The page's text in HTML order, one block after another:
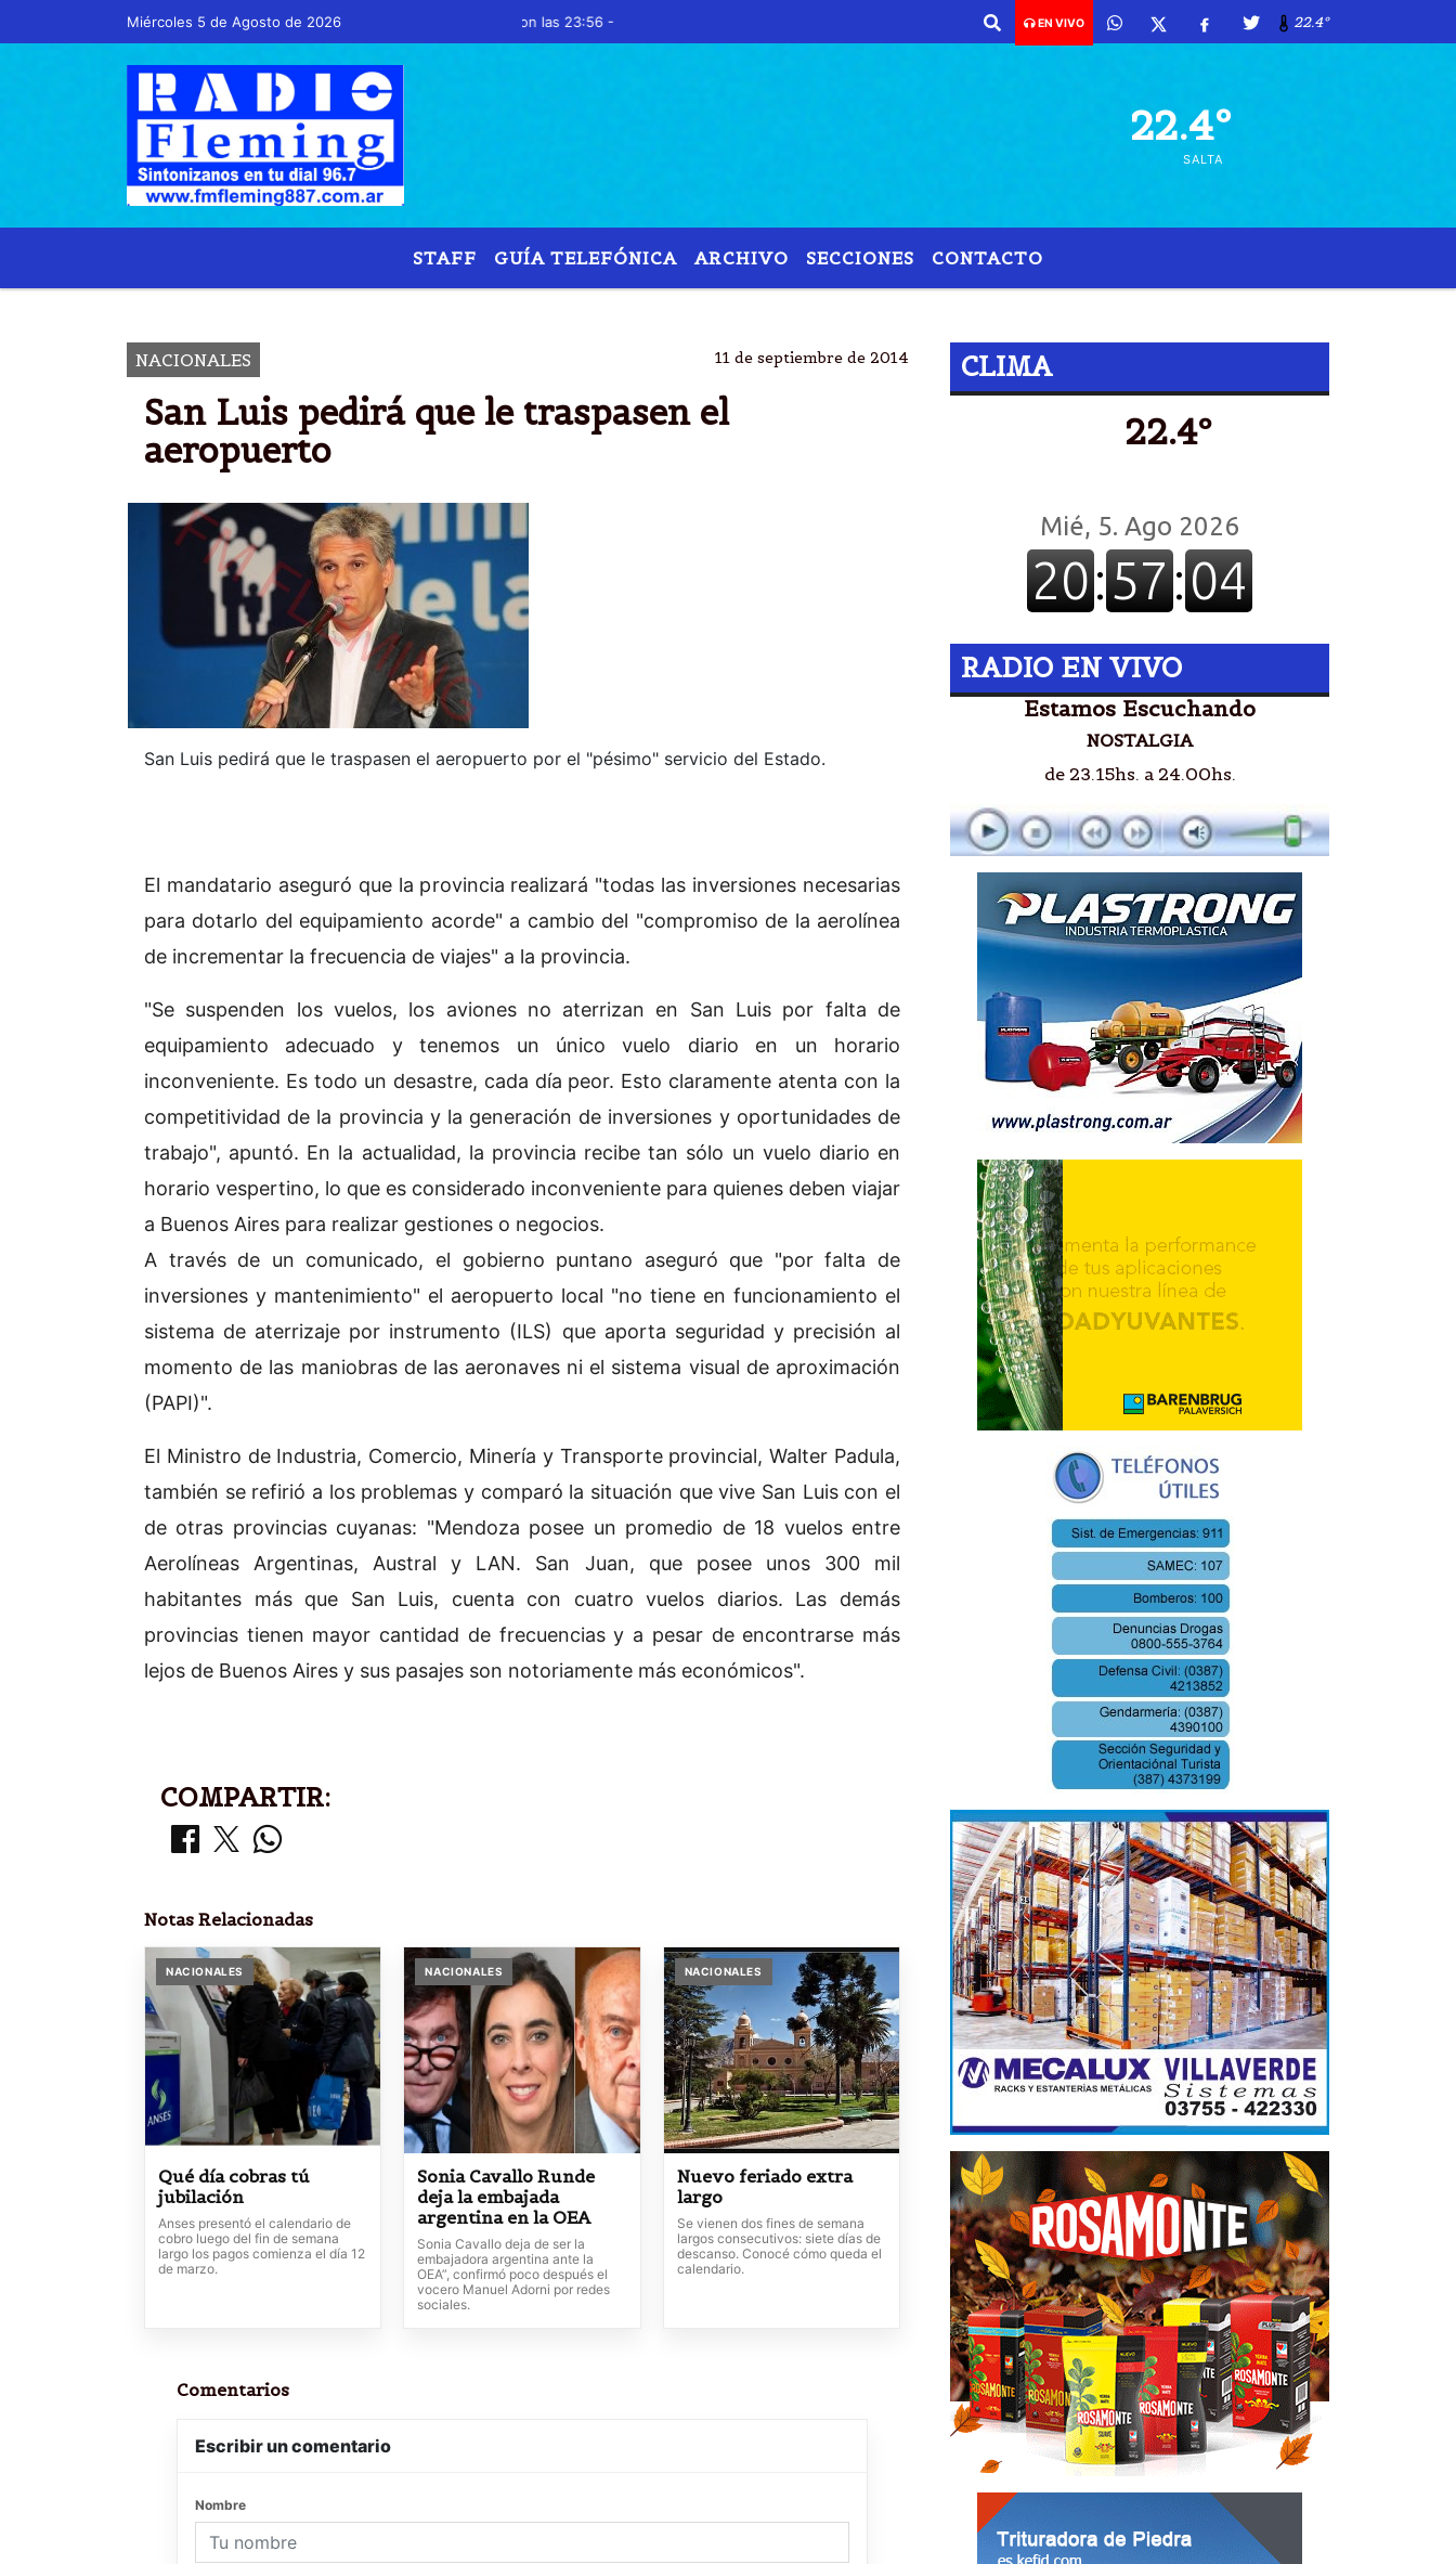
Miércoles 5 de Agosto de 2026
Hoy es Miércoles 5 de Agosto de 2026 y son las 23:56 - EN VIVO 22.4º
22.4º
SALTA
STAFF GUÍA TELEFÓNICA ARCHIVO SECCIONES CONTACTO
NACIONALES 11 de septiembre de 2014
San Luis pedirá que le traspasen el
aeropuerto
San Luis pedirá que le traspasen el aeropuerto por el "pésimo" servicio del Estado.
El mandatario aseguró que la provincia realizará "todas las inversiones necesarias
para dotarlo del equipamiento acorde" a cambio del "compromiso de la aerolínea
de incrementar la frecuencia de viajes" a la provincia.
"Se suspenden los vuelos, los aviones no aterrizan en San Luis por falta de
equipamiento adecuado y tenemos un único vuelo diario en un horario
inconveniente. Es todo un desastre, cada día peor. Esto claramente atenta con la
competitividad de la provincia y la generación de inversiones y oportunidades de
trabajo", apuntó. En la actualidad, la provincia recibe tan sólo un vuelo diario en
horario vespertino, lo que es considerado inconveniente para quienes deben viajar
a Buenos Aires para realizar gestiones o negocios.
A través de un comunicado, el gobierno puntano aseguró que "por falta de
inversiones y mantenimiento" el aeropuerto local "no tiene en funcionamiento el
sistema de aterrizaje por instrumento (ILS) que aporta seguridad y precisión al
momento de las maniobras de las aeronaves ni el sistema visual de aproximación
(PAPI)".
El Ministro de Industria, Comercio, Minería y Transporte provincial, Walter Padula,
también se refirió a los problemas y comparó la situación que vive San Luis con el
de otras provincias cuyanas: "Mendoza posee un promedio de 18 vuelos entre
Aerolíneas Argentinas, Austral y LAN. San Juan, que posee unos 300 mil
habitantes más que San Luis, cuenta con cuatro vuelos diarios. Las demás
provincias tienen mayor cantidad de frecuencias y a pesar de encontrarse más
lejos de Buenos Aires y sus pasajes son notoriamente más económicos".
COMPARTIR:
Notas Relacionadas
NACIONALES
Qué día cobras tú
jubilación
Anses presentó el calendario de
cobro luego del fin de semana
largo los pagos comienza el día 12
de marzo.
NACIONALES
Sonia Cavallo Runde
deja la embajada
argentina en la OEA
Sonia Cavallo deja de ser la
embajadora argentina ante la
OEA”, confirmó poco después el
vocero Manuel Adorni por redes
sociales.
NACIONALES
Nuevo feriado extra
largo
Se vienen dos fines de semana
largos consecutivos: siete días de
descanso. Conocé cómo queda el
calendario.
Comentarios
Escribir un comentario
Nombre
CLIMA
22.4º
RADIO EN VIVO
Estamos Escuchando
NOSTALGIA
de 23.15hs. a 24.00hs.